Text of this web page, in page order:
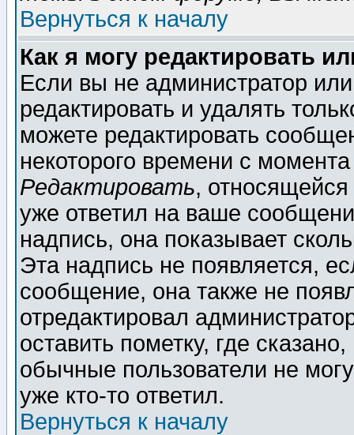
Вернуться к началу
Как я могу редактировать
Если вы не администратор
редактировать и удалять
можете редактировать
некоторого времени с
Редактировать,
уже ответил на ваше
надпись, она показывает
Эта надпись не появляется,
сообщение, она также не
отредактировал
оставить пометку, где
обычные пользователи не
уже кто-то ответил.
Вернуться к началу